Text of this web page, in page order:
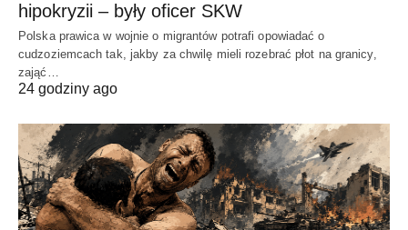
hipokryzii – były oficer SKW
Polska prawica w wojnie o migrantów potrafi opowiadać o
cudzoziemcach tak, jakby za chwilę mieli rozebrać płot na granicy,
zająć…
24 godziny ago